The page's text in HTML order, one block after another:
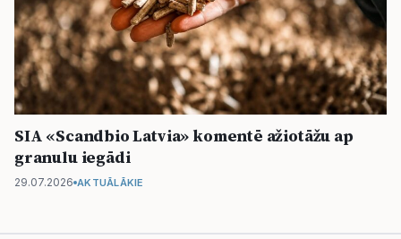
SIA «Scandbio Latvia» komentē ažiotāžu ap
granulu iegādi
29.07.2026 AKTUĀLĀKIE